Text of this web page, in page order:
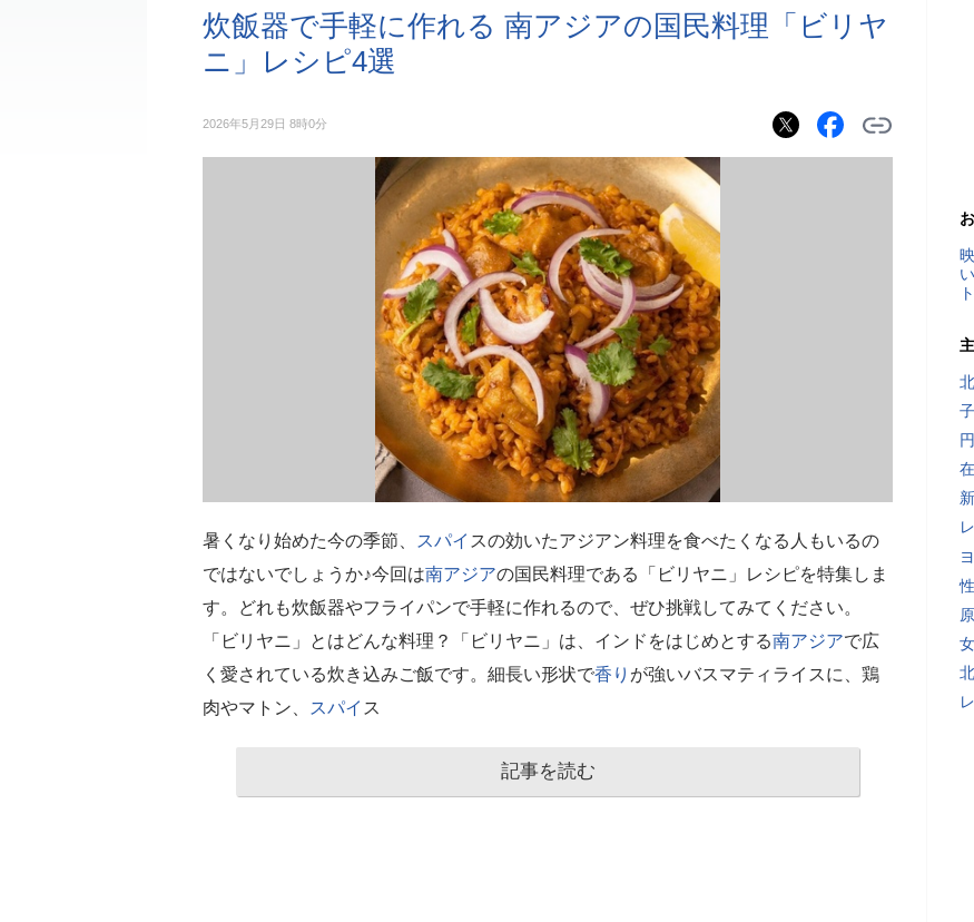
炊飯器で手軽に作れる 南アジアの国民料理「ビリヤ
ニ」レシピ4選
2026年5月29日 8時0分
暑くなり始めた今の季節、 スパイ スの効いたアジアン料理を食べたくなる人もいるの
ではないでしょうか♪今回は南アジアの国民料理である「ビリヤニ」レシピを特集しま
す。どれも炊飯器やフライパンで手軽に作れるので、ぜひ挑戦してみてください。
「ビリヤニ」とはどんな料理？「ビリヤニ」は、インドをはじめとする南アジアで広
く愛されている炊き込みご飯です。細長い形状で香り が強いバスマティライスに、鶏
肉やマトン、
スパイ ス
記事を読む